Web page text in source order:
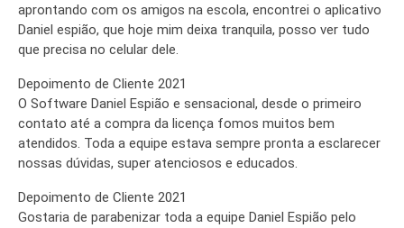
aprontando com os amigos na escola, encontrei o aplicativo
Daniel espião, que hoje mim deixa tranquila, posso ver tudo
que precisa no celular dele.
Depoimento de Cliente 2021
O Software Daniel Espião e sensacional, desde o primeiro
contato até a compra da licença fomos muitos bem
atendidos. Toda a equipe estava sempre pronta a esclarecer
nossas dúvidas, super atenciosos e educados.
Depoimento de Cliente 2021
Gostaria de parabenizar toda a equipe Daniel Espião pelo